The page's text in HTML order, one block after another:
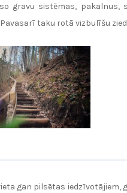
gravu sistēmas,
taku rotā vizbulīšu
gan pilsētas iedzīvotājiem,